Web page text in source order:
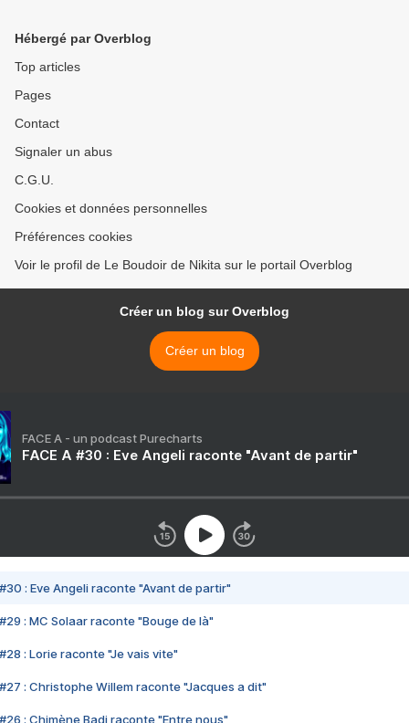
Hébergé par Overblog
Top articles
Pages
Contact
Signaler un abus
C.G.U.
Cookies et données personnelles
Préférences cookies
Voir le profil de Le Boudoir de Nikita sur le portail Overblog
Créer un blog sur Overblog
Créer un blog
FACE A - un podcast Purecharts
FACE A #30 : Eve Angeli raconte "Avant de partir"
#30 : Eve Angeli raconte "Avant de partir"
#29 : MC Solaar raconte "Bouge de là"
#28 : Lorie raconte "Je vais vite"
#27 : Christophe Willem raconte "Jacques a dit"
#26 : Chimène Badi raconte "Entre nous"